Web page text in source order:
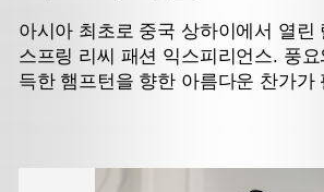
아시아 최초로 중국 상하이에서 열린
스프링 리씨 패션 익스피리언스. 풍
득한 햄프턴을 향한 아름다운 찬가가